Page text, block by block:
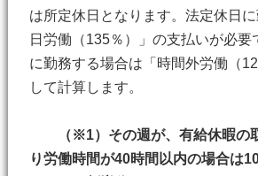
は所定休日となります。法定休日
日労働（135％）」の支払いが必要
に勤務する場合は「時間外労働（
して計算します。
（※1）その週が、有給休暇の
り労働時間が40時間以内の場合は